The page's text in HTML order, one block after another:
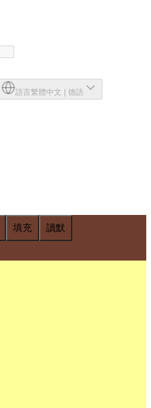
語言繁體中文 德語
填充 讀默